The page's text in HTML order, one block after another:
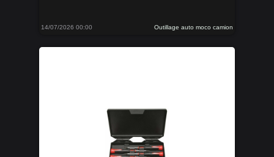
14/07/2026 00:00 Outillage auto moco camion